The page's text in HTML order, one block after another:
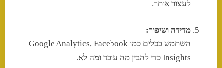
לעצור אותך.
מדידה ושיפור:
השתמש בכלים כמו Google Analytics, Facebook
Insights כדי להבין מה עובד ומה לא.